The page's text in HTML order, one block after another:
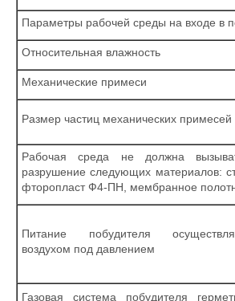
Параметры рабочей среды на входе в
Относительная влажность
Механические примеси
Размер частиц механических примесей
Рабочая среда не должна
разрушение следующих материалов:
фторопласт Ф4-ПН, мембранное
Питание побудителя
воздухом под давлением
Газовая система побудителя